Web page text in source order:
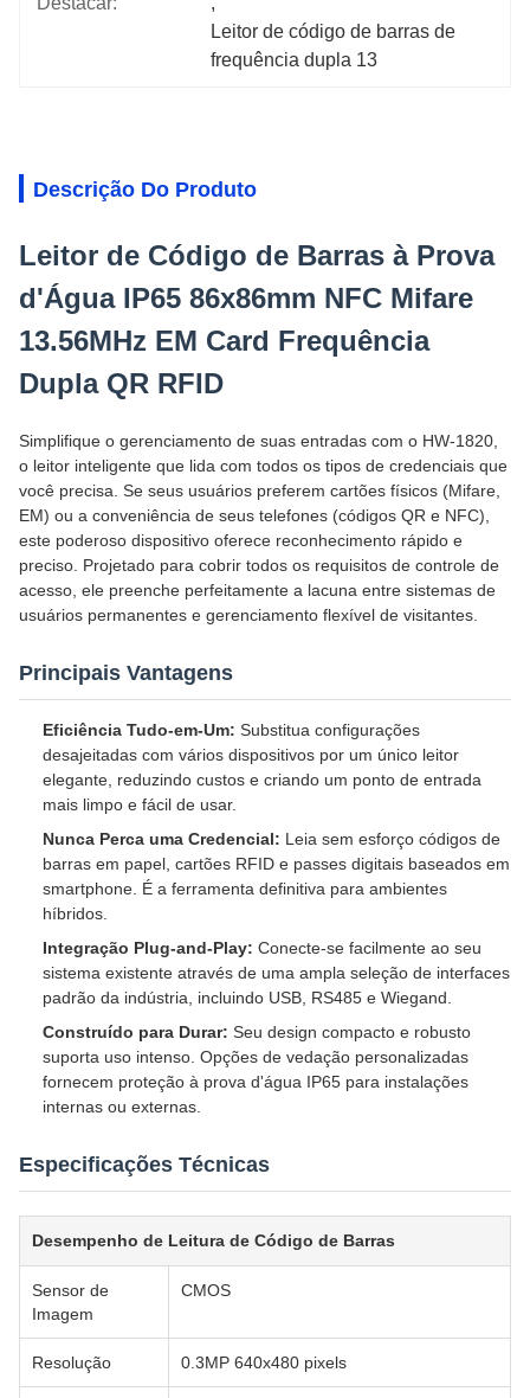
Leitor de código de barras de
frequência dupla 13
Descrição Do Produto
Leitor de Código de Barras à Prova
d'Água IP65 86x86mm NFC Mifare
13.56MHz EM Card Frequência
Dupla QR RFID
Simplifique o gerenciamento de suas entradas com o HW-1820,
o leitor inteligente que lida com todos os tipos de credenciais que
você precisa. Se seus usuários preferem cartões físicos (Mifare,
EM) ou a conveniência de seus telefones (códigos QR e NFC),
este poderoso dispositivo oferece reconhecimento rápido e
preciso. Projetado para cobrir todos os requisitos de controle de
acesso, ele preenche perfeitamente a lacuna entre sistemas de
usuários permanentes e gerenciamento flexível de visitantes.
Principais Vantagens
Eficiência Tudo-em-Um: Substitua configurações
desajeitadas com vários dispositivos por um único leitor
elegante, reduzindo custos e criando um ponto de entrada
mais limpo e fácil de usar.
Nunca Perca uma Credencial: Leia sem esforço códigos de
barras em papel, cartões RFID e passes digitais baseados em
smartphone. É a ferramenta definitiva para ambientes
híbridos.
Integração Plug-and-Play: Conecte-se facilmente ao seu
sistema existente através de uma ampla seleção de interfaces
padrão da indústria, incluindo USB, RS485 e Wiegand.
Construído para Durar: Seu design compacto e robusto
suporta uso intenso. Opções de vedação personalizadas
fornecem proteção à prova d'água IP65 para instalações
internas ou externas.
Especificações Técnicas
Desempenho de Leitura de Código de Barras
Sensor de
Imagem
CMOS
Resolução 0.3MP 640x480 pixels